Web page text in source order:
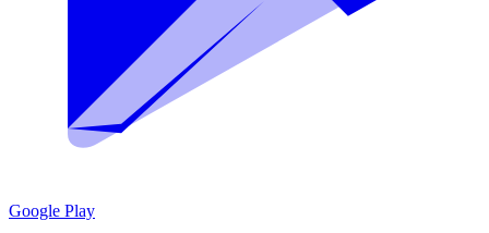
Google Play